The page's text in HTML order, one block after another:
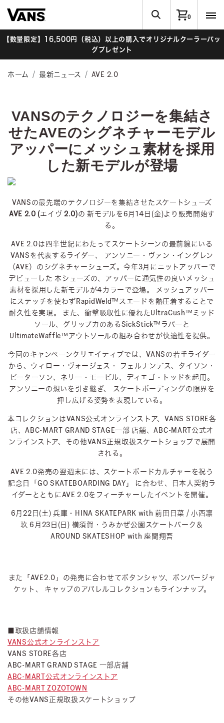
0
【数量限定】16,500円（税込）以上の購入でオリジナルクーラーバッ
グプレゼント
ホーム 最新ニュース AVE 2.0
VANSのテクノロジーを集結さ
せたAVEのシグネチャーモデル
アッパーにメッシュ素材を採用
した新モデルが登場
VANSの最先端のテクノロジーを集結させたスケートシューズ
AVE 2.0 (エイヴ 2.0)の新モデルを6月14日(金)より販売開始す
る。
AVE 2.0は四半世紀にわたってスケートシーンの最前線にいる
VANSを代表するライダー、 アンソニー・ヴァン・イングレン
（AVE）のシグネチャーシューズ。今年3月にニットアッパーで
デビューした本シューズの、アッパーに通気性の良いメッシュ
素材を採用した新モデルが4カラーで登場。
メッシュアッパー
にステッチを使わずRapidWeld™スエードを熱圧着することで
耐久性を実現。
また、衝撃吸収性に優れたUltraCush™ミッド
ソール、グリップ力のあるSickStick™ラバーと
UltimateWaffle™アウトソールの組み合わせが快適性を提供。
今回のキャンペーンクリエイティブでは、VANSの若手ライダー
から、ウィロー・ヴォージェス・
フェルナンデス、タイソン・
ピーターソン、ネリー・モービル、ディエゴ・トッドを起用。
アンソニーの想いを引き継ぎ、 スケートボーディングの限界を
押し広げる姿勢を表現している。
本コレクションはVANS公式オンラインストア、VANS STORE各
店、ABC-MART GRAND STAGE一部 店舗、ABC-MART公式オ
ンラインストア、その他VANS正規取扱スケートショップで展開
される。
AVE 2.0発売の翌週末には、スケートボードカルチャーを祝う
記念⽇「GO SKATEBOARDING DAY」 に合わせ、日本人契約ラ
イダーとともにAVE 2.0をフィーチャーしたイベントを開催。
6月22日(土) 兵庫・HINA SKATEPARK with 前田日菜 / 小西凛
玖 6月23日(日) 横須賀・うみかぜ公園スケートパーク＆
AROUND SKATESHOP with 座間翔吾
また「AVE2.0」の発売に合わせてボタンシャツ、ボンバージャ
ケット、 キャップのアパレルコレクションもラインナップ。
■取扱店舗情報
VANS公式オンラインストア
VANS STORE各店
ABC-MART GRAND STAGE 一部店舗
ABC-MART公式オンラインストア
ABC-MART ZOZOTOWN
その他VANS正規取扱スケートショップ